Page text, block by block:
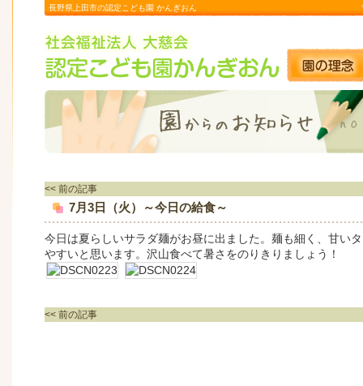
長野県上田市の認定こども園 かんぎおん
<< 前の記事
7月3日（火）～今日の給食～
今日は夏らしいサラダ麺がお昼に出ました。麺も細く、甘い
やすいと思います。沢山食べて暑さをのりきりましょう！
<< 前の記事